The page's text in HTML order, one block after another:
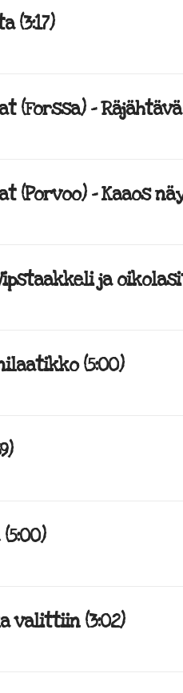
(3:17)
–
– Kaaos
ja oikolasit
(5:00)
valittiin (3:02)